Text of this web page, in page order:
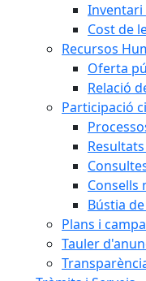
Cost de
Recursos
Oferta
Relació
Participació
Consells
Bústia
Plans i
Tauler